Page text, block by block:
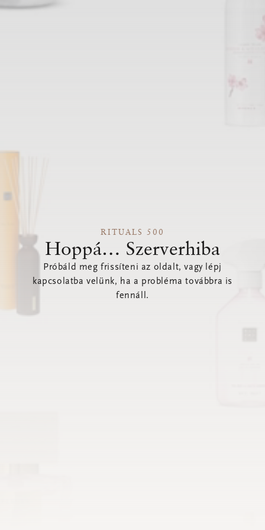
RITUALS 500
Hoppá… Szerverhiba
Próbáld meg frissíteni az oldalt, vagy lépj
kapcsolatba velünk, ha a probléma továbbra is
fennáll.